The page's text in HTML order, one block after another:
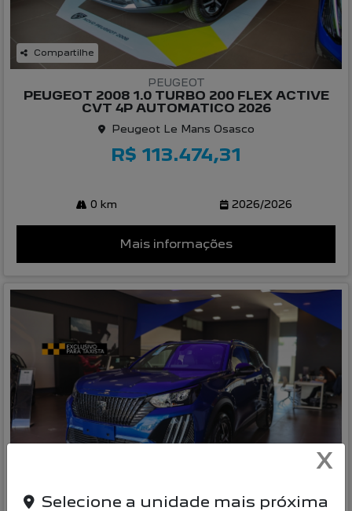
Compartilhe
PEUGEOT
PEUGEOT 2008 1.0 TURBO 200 FLEX ACTIVE
CVT 4P AUTOMATICO 2026
Peugeot Le Mans Osasco
R$ 113.474,31
0 km 2026/2026
Mais informações
Compartilhe
X
Selecione a unidade mais próxima